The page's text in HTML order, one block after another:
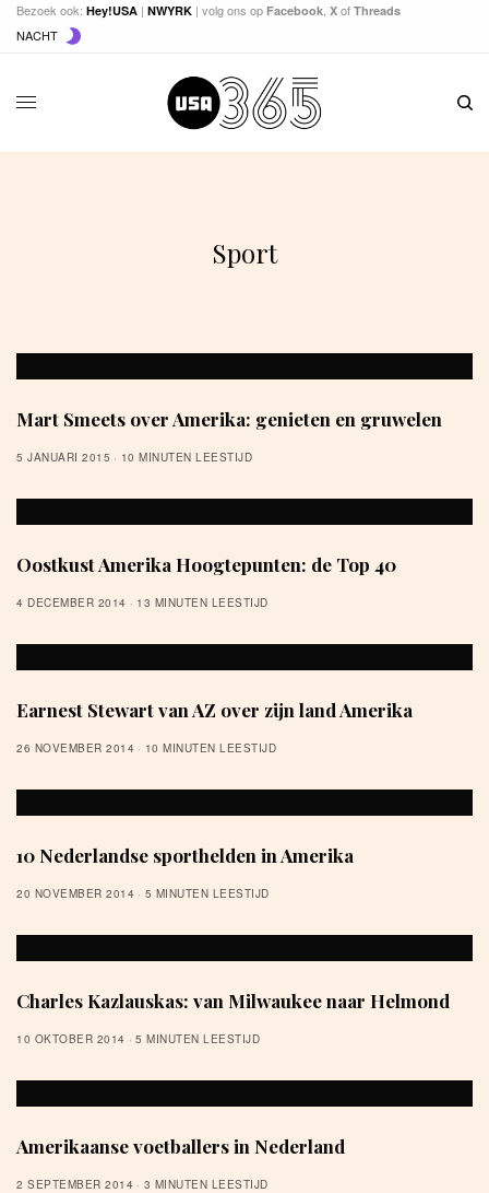
Bezoek ook:Hey!USA |NWYRK | volg ons op Facebook ,X ofThreads
NACHT
Sport
Mart Smeets over Amerika: genieten en gruwelen
5 JANUARI 2015 10 MINUTEN LEESTIJD
Oostkust Amerika Hoogtepunten: de Top 40
4 DECEMBER 2014 13 MINUTEN LEESTIJD
Earnest Stewart van AZ over zijn land Amerika
26 NOVEMBER 2014 10 MINUTEN LEESTIJD
10 Nederlandse sporthelden in Amerika
20 NOVEMBER 2014 5 MINUTEN LEESTIJD
Charles Kazlauskas: van Milwaukee naar Helmond
10 OKTOBER 2014 5 MINUTEN LEESTIJD
Amerikaanse voetballers in Nederland
2 SEPTEMBER 2014 3 MINUTEN LEESTIJD